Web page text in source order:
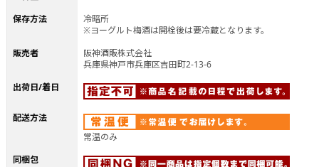
保存方法
冷暗所
※ヨーグルト梅酒は開栓後は要冷蔵となります。
販売者
阪神酒販株式会社
兵庫県神戸市兵庫区吉田町2-13-6
出荷日/着日
配送方法
常温のみ
同梱包